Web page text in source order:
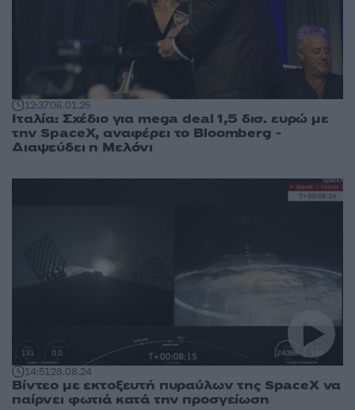
12:3706.01.25
Ιταλία: Σχέδιο για mega deal 1,5 δισ. ευρώ με
την SpaceX, αναφέρει το Bloomberg -
Διαψεύδει η Μελόνι
14:5128.08.24
Βίντεο με εκτοξευτή πυραύλων της SpaceX να
παίρνει φωτιά κατά την προσγείωση